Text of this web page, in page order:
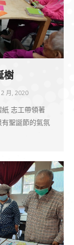
樹
月, 2020
志工帶領著
聖誕節的氣氛